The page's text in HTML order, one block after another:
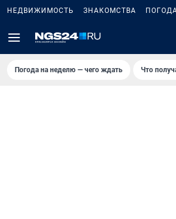
НЕДВИЖИМОСТЬ ЗНАКОМСТВА
Погода на неделю — чего ждать Что